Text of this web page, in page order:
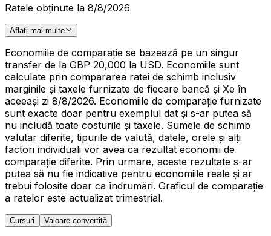
Ratele obținute la 8/8/2026
Aflați mai multe
Economiile de comparație se bazează pe un singur
transfer de la GBP 20,000 la USD. Economiile sunt
calculate prin compararea ratei de schimb inclusiv
marginile și taxele furnizate de fiecare bancă și Xe în
aceeași zi 8/8/2026. Economiile de comparație furnizate
sunt exacte doar pentru exemplul dat și s-ar putea să
nu includă toate costurile și taxele. Sumele de schimb
valutar diferite, tipurile de valută, datele, orele și alți
factori individuali vor avea ca rezultat economii de
comparație diferite. Prin urmare, aceste rezultate s-ar
putea să nu fie indicative pentru economiile reale și ar
trebui folosite doar ca îndrumări. Graficul de comparație
a ratelor este actualizat trimestrial.
Cursuri Valoare convertită